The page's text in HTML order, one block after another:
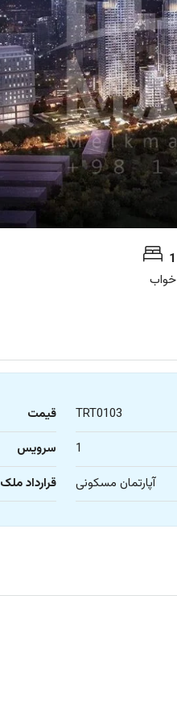
1
خواب
TRT0103 قیمت
1 سرویس
آپارتمان مسکونی قرارداد ملک